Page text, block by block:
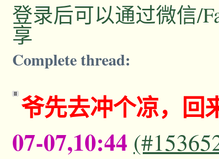
登录后可以通过微信/
享
Complete thread:
爷先去冲个凉，回
07-07,10:44